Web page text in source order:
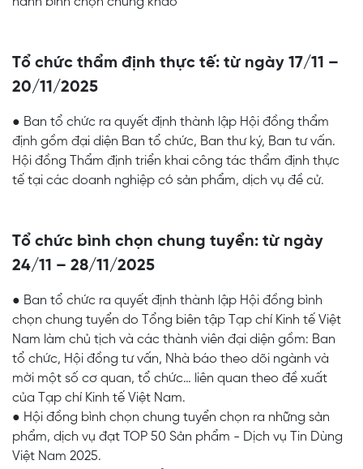
Tổ chức thẩm định thực tế: từ ngày 17/11 –
20/11/2025
● Ban tổ chức ra quyết định thành lập Hội đồng thẩm
định gồm đại diện Ban tổ chức, Ban thư ký, Ban tư vấn.
Hội đồng Thẩm định triển khai công tác thẩm định thực
tế tại các doanh nghiệp có sản phẩm, dịch vụ đề cử.
Tổ chức bình chọn chung tuyển: từ ngày
24/11 – 28/11/2025
● Ban tổ chức ra quyết định thành lập Hội đồng bình
chọn chung tuyển do Tổng biên tập Tạp chí Kinh tế Việt
Nam làm chủ tịch và các thành viên đại diện gồm: Ban
tổ chức, Hội đồng tư vấn, Nhà báo theo dõi ngành và
mời một số cơ quan, tổ chức… liên quan theo đề xuất
của Tạp chí Kinh tế Việt Nam.
● Hội đồng bình chọn chung tuyển chọn ra những sản
phẩm, dịch vụ đạt TOP 50 Sản phẩm - Dịch vụ Tin Dùng
Việt Nam 2025.